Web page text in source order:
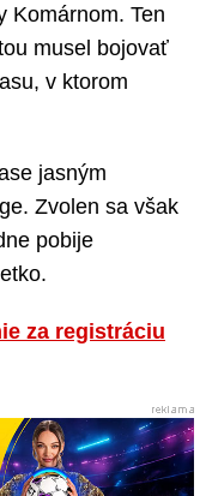
Komárnom. Ten
musel bojovať
v ktorom
jasným
Zvolen sa však
pobije
za registráciu